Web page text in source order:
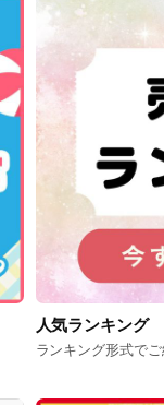
人気ランキング
ランキング形式で